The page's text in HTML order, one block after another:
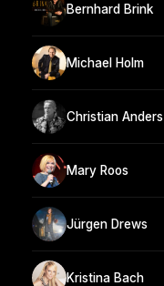
Bernhard Brink
Michael Holm
Christian Anders
Mary Roos
Jürgen Drews
Kristina Bach